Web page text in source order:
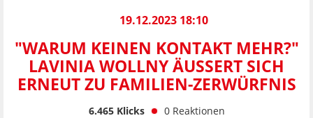
19.12.2023 18:10
"WARUM KEINEN KONTAKT MEHR?"
LAVINIA WOLLNY ÄUSSERT SICH E
RNEUT ZU FAMILIEN-ZERWÜRFNIS
6.465Klicks 0 Reaktionen